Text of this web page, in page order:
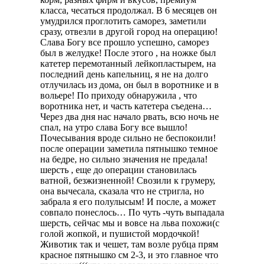
класса, чесаться продолжал. В 6 месяцев он
умудрился проглотить саморез, заметили
сразу, отвезли в другой город на операцию!
Слава Богу все прошло успешно, саморез
был в желудке! После этого , на ножке был
катетер перемотанный лейкопластырем, на
последний день капельниц, я не на долго
отлучилась из дома, он был в воротнике и в
вольере! По приходу обнаружила , что
воротника нет, и часть катетера съедена…
Через два дня нас начало рвать, всю ночь не
спал, на утро слава Богу все вышло!
Почесывания вроде сильно не беспокоили!
после операции заметила пятнышко темное
на бедре, но сильно значения не предала!
шерсть , еще до операции становилась
ватной, безжизненной! Свозили к грумеру,
она вычесала, сказала что не стригла, но
забрала я его полулысым! И после, а может
совпало понеслось… По чуть -чуть выпадала
шерсть, сейчас мы и вовсе на льва похожи(с
голой жопкой, и пушистой мордочкой!
Животик так и чешет, там возле рубца прям
красное пятнышко см 2-3, и это главное что